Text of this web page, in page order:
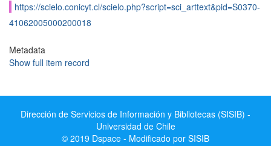
https://scielo.conicyt.cl/scielo.php?script=sci_arttext&pid=S0370-
41062005000200018
Metadata
Show full item record
Dirección de Servicios de Información y Bibliotecas (SISIB) -
Universidad de Chile
© 2019 Dspace - Modificado por SISIB